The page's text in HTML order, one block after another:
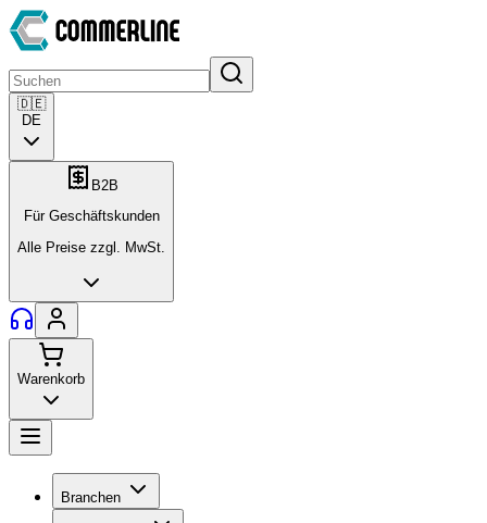
🇩🇪
DE
B2B
Für Geschäftskunden
Alle Preise zzgl. MwSt.
Warenkorb
Branchen